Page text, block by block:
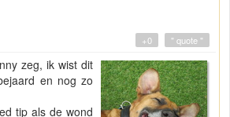
" quote "
+0
zeg, ik wist dit
en nog zo
tip als de wond